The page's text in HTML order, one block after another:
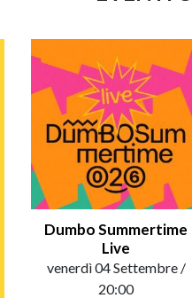
Dumbo Summertime
Live
venerdì 04 Settembre /
20:00